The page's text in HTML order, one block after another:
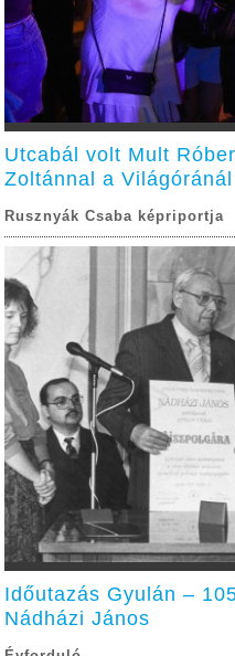
Utcabál volt Mult
Zoltánnal a Világóránál
Rusznyák Csaba képriportja
Időutazás Gyulán –
Nádházi János